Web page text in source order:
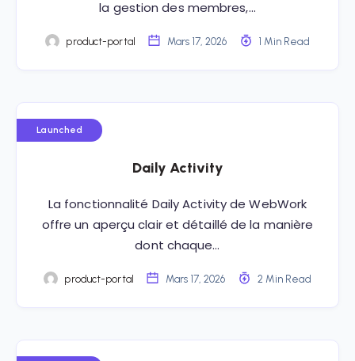
la gestion des membres,…
product-portal Mars 17, 2026 1 Min Read
Launched
Daily Activity
La fonctionnalité Daily Activity de WebWork
offre un aperçu clair et détaillé de la manière
dont chaque…
product-portal Mars 17, 2026 2 Min Read